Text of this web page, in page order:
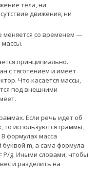
тела, ни
движения, ни
меняется со временем —
массы.
принципиально.
с тяготением и имеет
Что касается массы,
под внешними
Если речь идет об
то используются граммы,
формулах масса
m, а сама формула
P/g. Иными словами, чтобы
и разделить на